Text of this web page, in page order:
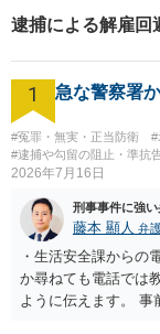
逮捕による解雇回
1 急な警察署
#冤罪・無実・正当防衛 #
#逮捕や勾留の阻止・準抗
2026年7月16日
刑事事件に強
藤本 顯人 弁
・生活安全課から
か尋ねても電話では
ように伝えます。 事